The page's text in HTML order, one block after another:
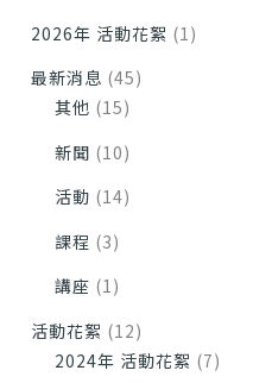
2026年 活動花絮 (1)
最新消息 (45)
其他 (15)
新聞 (10)
活動 (14)
課程 (3)
講座 (1)
活動花絮 (12)
2024年 活動花絮 (7)